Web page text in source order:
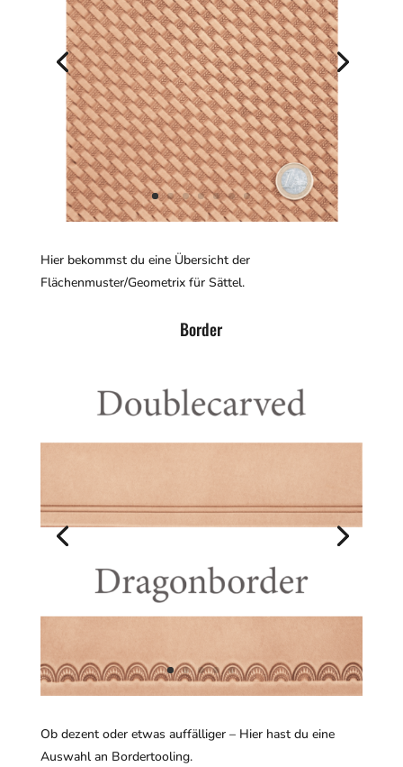
Hier bekommst du eine Übersicht der
Flächenmuster/Geometrix für Sättel.
Border
Ob dezent oder etwas auffälliger – Hier hast du eine
Auswahl an Bordertooling.